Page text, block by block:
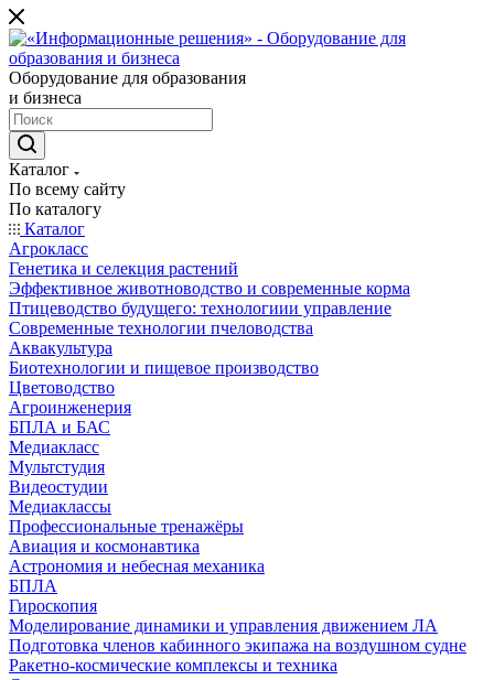
Оборудование для образования
и бизнеса
Каталог
По всему сайту
По каталогу
Каталог
Агрокласс
Генетика и селекция растений
Эффективное животноводство и современные корма
Птицеводство будущего: технологиии управление
Современные технологии пчеловодства
Аквакультура
Биотехнологии и пищевое производство
Цветоводство
Агроинженерия
БПЛА и БАС
Медиакласс
Мультстудия
Видеостудии
Медиаклассы
Профессиональные тренажёры
Авиация и космонавтика
Астрономия и небесная механика
БПЛА
Гироскопия
Моделирование динамики и управления движением ЛА
Подготовка членов кабинного экипажа на воздушном судне
Ракетно-космические комплексы и техника